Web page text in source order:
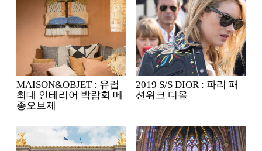
MAISON&OBJET : 유럽
최대 인테리어 박람회 메
종오브제
2019 S/S DIOR : 파리 패
션위크 디올